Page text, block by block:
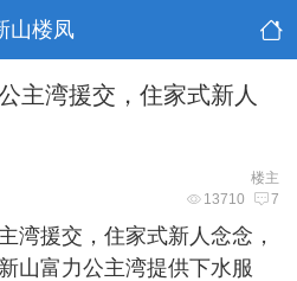
山楼凤
主湾援交，住家式新人
楼主
13710 7
湾援交，住家式新人念念，
山富力公主湾提供下水服